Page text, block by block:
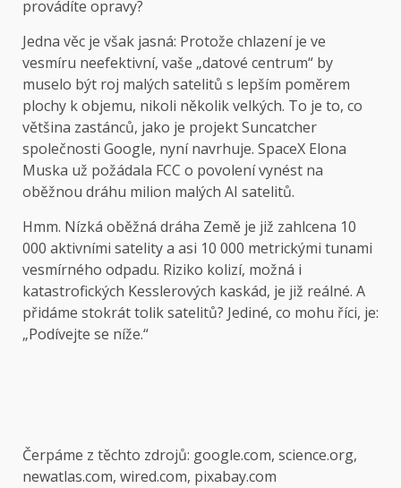
provádíte opravy?
Jedna věc je však jasná: Protože chlazení je ve
vesmíru neefektivní, vaše „datové centrum“ by
muselo být roj malých satelitů s lepším poměrem
plochy k objemu, nikoli několik velkých. To je to, co
většina zastánců, jako je projekt Suncatcher
společnosti Google, nyní navrhuje. SpaceX Elona
Muska už požádala FCC o povolení vynést na
oběžnou dráhu milion malých AI satelitů.
Hmm. Nízká oběžná dráha Země je již zahlcena 10
000 aktivními satelity a asi 10 000 metrickými tunami
vesmírného odpadu. Riziko kolizí, možná i
katastrofických Kesslerových kaskád, je již reálné. A
přidáme stokrát tolik satelitů? Jediné, co mohu říci, je:
„Podívejte se níže.“
Čerpáme z těchto zdrojů: google.com, science.org,
newatlas.com, wired.com, pixabay.com